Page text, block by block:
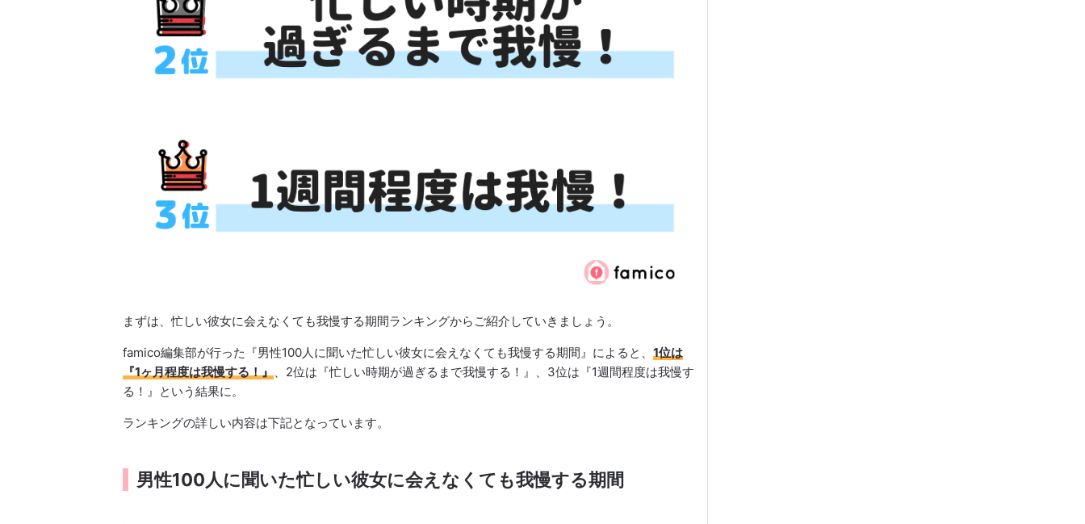
まずは、忙しい彼女に会えなくても我慢する期間ランキングからご紹介していきましょう。
famico編集部が行った『男性100人に聞いた忙しい彼女に会えなくても我慢する期間』によると、 1位は
『1ヶ月程度は我慢する！』、2位は『忙しい時期が過ぎるまで我慢する！』、3位は『1週間程度は我慢す
る！』という結果に。
ランキングの詳しい内容は下記となっています。
男性100人に聞いた忙しい彼女に会えなくても我慢する期間